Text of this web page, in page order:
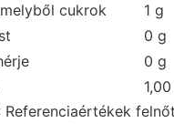
cukrok
1 g
0 g
0 g
Referenciaértékek